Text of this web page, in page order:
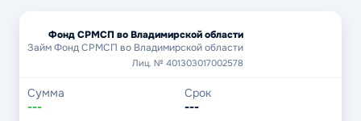
Фонд СРМСП во Владимирской области
Займ Фонд СРМСП во Владимирской области
Лиц. № 401303017002578
Сумма
---
Срок
---